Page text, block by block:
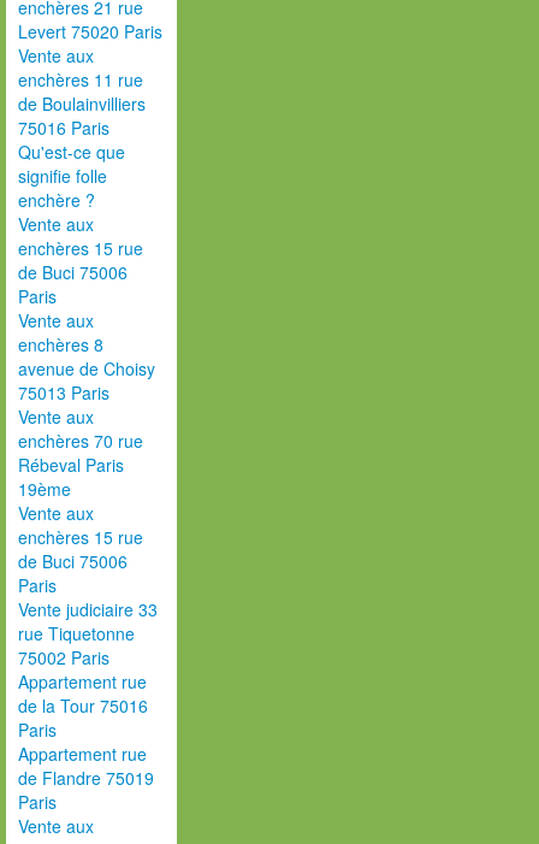
enchères 21 rue
Levert 75020 Paris
Vente aux
enchères 11 rue
de Boulainvilliers
75016 Paris
Qu'est-ce que
signifie folle
enchère ?
Vente aux
enchères 15 rue
de Buci 75006
Paris
Vente aux
enchères 8
avenue de Choisy
75013 Paris
Vente aux
enchères 70 rue
Rébeval Paris
19ème
Vente aux
enchères 15 rue
de Buci 75006
Paris
Vente judiciaire 33
rue Tiquetonne
75002 Paris
Appartement rue
de la Tour 75016
Paris
Appartement rue
de Flandre 75019
Paris
Vente aux